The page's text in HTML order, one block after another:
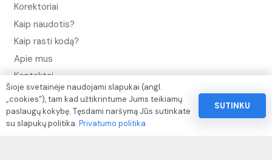
Korektoriai
Kaip naudotis?
Kaip rasti kodą?
Apie mus
Kontaktai
Privatumo politika
Pinigų ir prekių grąžinimo politika
Šioje svetainėje naudojami slapukai (angl.
„cookies“), tam kad užtikrintume Jums teikiamų
paslaugų kokybę. Tęsdami naršymą Jūs sutinkate
su slapukų politika. Privatumo politika
SUTINKU